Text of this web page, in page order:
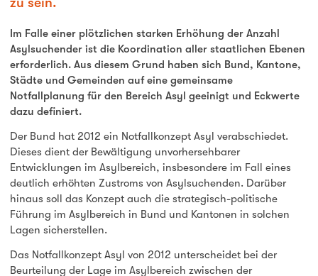
Im Falle einer plötzlichen starken Erhöhung der Anzahl
Asylsuchender ist die Koordination aller staatlichen Ebenen
erforderlich. Aus diesem Grund haben sich Bund, Kantone,
Städte und Gemeinden auf eine gemeinsame
Notfallplanung für den Bereich Asyl geeinigt und Eckwerte
dazu definiert.
Der Bund hat 2012 ein Notfallkonzept Asyl verabschiedet.
Dieses dient der Bewältigung unvorhersehbarer
Entwicklungen im Asylbereich, insbesondere im Fall eines
deutlich erhöhten Zustroms von Asylsuchenden. Darüber
hinaus soll das Konzept auch die strategisch-politische
Führung im Asylbereich in Bund und Kantonen in solchen
Lagen sicherstellen.
Das Notfallkonzept Asyl von 2012 unterscheidet bei der
Beurteilung der Lage im Asylbereich zwischen der